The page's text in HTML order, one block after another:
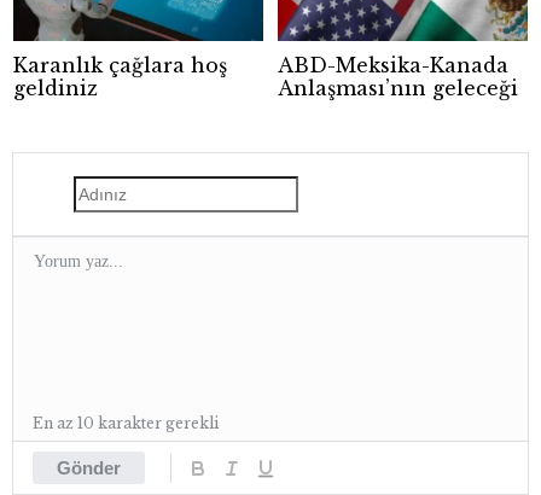
Karanlık çağlara hoş
geldiniz
ABD-Meksika-Kanada
Anlaşması’nın geleceği
Gönder
En az 10 karakter gerekli